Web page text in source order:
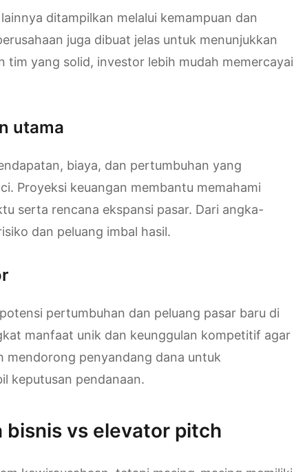
ditampilkan melalui kemampuan dan
juga dibuat jelas untuk menunjukkan
tim yang solid, investor lebih mudah memercayai
utama
biaya, dan pertumbuhan yang
Proyeksi keuangan membantu memahami
serta rencana ekspansi pasar. Dari angka-
dan peluang imbal hasil.
pertumbuhan dan peluang pasar baru di
manfaat unik dan keunggulan kompetitif agar
mendorong penyandang dana untuk
keputusan pendanaan.
bisnis vs elevator pitch